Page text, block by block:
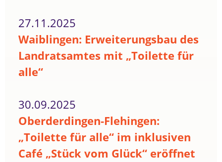
27.11.2025
Waiblingen: Erweiterungsbau des
Landratsamtes mit „Toilette für
alle“
30.09.2025
Oberderdingen-Flehingen:
„Toilette für alle“ im inklusiven
Café „Stück vom Glück“ eröffnet